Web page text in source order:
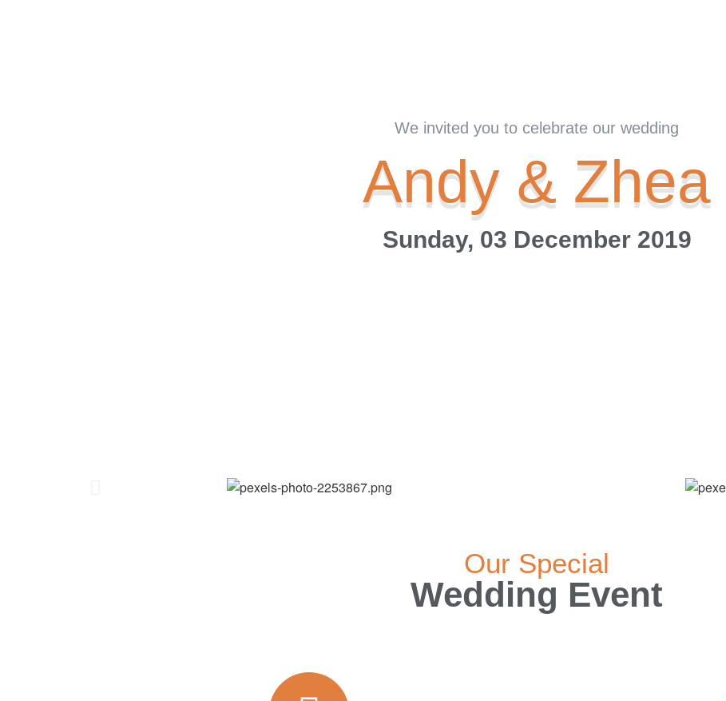
We invited you to celebrate our wedding
Andy & Zhea
Sunday, 03 December 2019
Our Special
Wedding Event